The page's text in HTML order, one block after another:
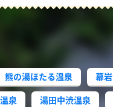
熊の湯ほたる温泉 幕
泉 湯田中渋温泉